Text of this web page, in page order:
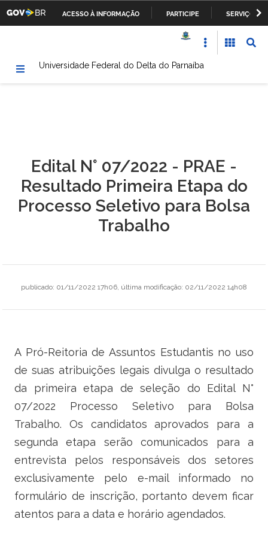
O
ACESSO À INFORMAÇÃO PARTICIPE
SERVIÇOS
Ministério dos Transportes, Portos e Aviação Civil
Ministério do Desenvolvimento Social
Ministério da Indústria, Comércio Exterior e Serviços
Ministério de Minas e Energia
Ministério do Planejamento, Desenvolvimento e Gestão
Ministério da Ciência, Tecnologia, Inovações e Comunicações
Ministério do Meio Ambiente
Ministério do Esporte
Universidade Federal do Delta do Parnaíba
Edital N° 07/2022 - PRAE -
Resultado Primeira Etapa do
Processo Seletivo para Bolsa
Trabalho
publicado: 01/11/2022 17h06, última modificação: 02/11/2022 14h08
A Pró-Reitoria de Assuntos Estudantis no uso
de suas atribuições legais divulga o resultado
da primeira etapa de seleção do Edital N°
07/2022 Processo Seletivo para Bolsa
Trabalho. Os candidatos aprovados para a
segunda etapa serão comunicados para a
entrevista pelos responsáveis dos setores
exclusivamente pelo e-mail informado no
formulário de inscrição, portanto devem ficar
atentos para a data e horário agendados.